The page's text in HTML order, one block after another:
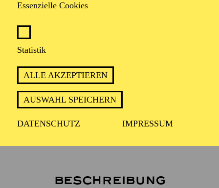
Essenzielle Cookies
Statistik
ALLE AKZEPTIEREN
AUSWAHL SPEICHERN
DATENSCHUTZ IMPRESSUM
1 Stunde, keine Pause
Ganz neu in dieser Spielzeit: die "Music Lectures" mit
Prof. Andreas Jacob. An fünf Terminen führt er jeweils
vor dem Konzert in eine Epoche der Musikgeschichte
Beschreibung